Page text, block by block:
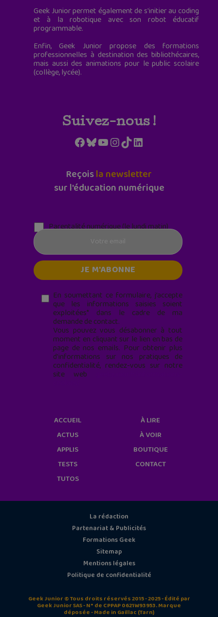
Geek Junior permet également de s'initier au coding
et à la robotique avec son robot éducatif
programmable.
Enfin, Geek Junior propose des formations
professionnelles à destination des bibliothécaires,
mais aussi des animations pour le public scolaire
(collège, lycée).
Suivez-nous !
Facebook
Bluesky
YouTube
Instagram
TikTokLinkedIn
Reçoisla newsletter
sur l'éducation numérique
Parentalité numérique (le lundi matin)
En soumettant ce formulaire, j’accepte
que les informations saisies soient
exploitées* dans le cadre de ma
demande de contact.
Vous pouvez vous désabonner à tout
moment en cliquant sur le lien en bas de
page de nos emails. Pour obtenir plus
d'informations sur nos pratiques de
confidentialité, rendez-vous sur notre
site web
ACCUEIL
ACTUS
APPLIS
TESTS
TUTOS
À LIRE
À VOIR
BOUTIQUE
CONTACT
La rédaction
Partenariat & Publicités
Formations Geek
Sitemap
Mentions légales
Politique de confidentialité
Geek Junior © Tous droits réservés 2015 - 2025 - Édité par
Geek Junior SAS - N° de CPPAP 0621W93953. Marque
déposée - Made in Gaillac (Tarn)